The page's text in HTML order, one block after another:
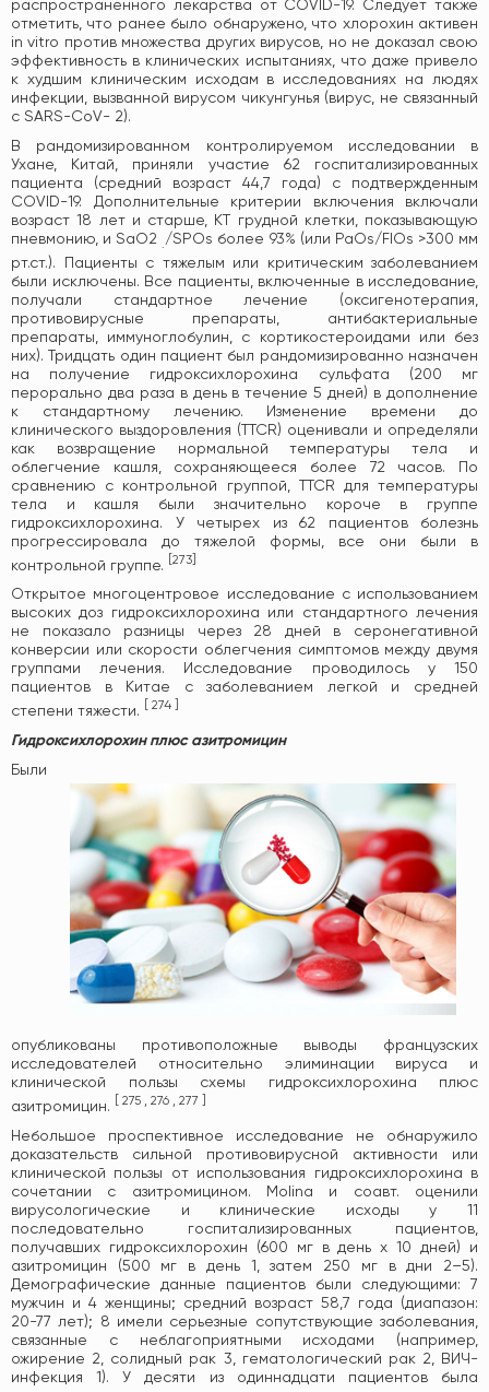
распространенного лекарства от COVID-19. Следует также
отметить, что ранее было обнаружено, что хлорохин активен
in vitro против множества других вирусов, но не доказал свою
эффективность в клинических испытаниях, что даже привело
к худшим клиническим исходам в исследованиях на людях
инфекции, вызванной вирусом чикунгунья (вирус, не связанный
с SARS-CoV- 2).
В рандомизированном контролируемом исследовании в
Ухане, Китай, приняли участие 62 госпитализированных
пациента (средний возраст 44,7 года) с подтвержденным
COVID-19. Дополнительные критерии включения включали
возраст 18 лет и старше, КТ грудной клетки, показывающую
пневмонию, и SaO2 ./SPOs более 93% (или PaOs/FIOs >300 мм
рт.ст.). Пациенты с тяжелым или критическим заболеванием
были исключены. Все пациенты, включенные в исследование,
получали стандартное лечение (оксигенотерапия,
противовирусные препараты, антибактериальные
препараты, иммуноглобулин, с кортикостероидами или без
них). Тридцать один пациент был рандомизированно назначен
на получение гидроксихлорохина сульфата (200 мг
перорально два раза в день в течение 5 дней) в дополнение
к стандартному лечению. Изменение времени до
клинического выздоровления (TTCR) оценивали и определяли
как возвращение нормальной температуры тела и
облегчение кашля, сохраняющееся более 72 часов. По
сравнению с контрольной группой, TTCR для температуры
тела и кашля были значительно короче в группе
гидроксихлорохина. У четырех из 62 пациентов болезнь
прогрессировала до тяжелой формы, все они были в
контрольной группе.
273
Открытое многоцентровое исследование с использованием
высоких доз гидроксихлорохина или стандартного лечения
не показало разницы через 28 дней в серонегативной
конверсии или скорости облегчения симптомов между двумя
группами лечения. Исследование проводилось у 150
пациентов в Китае с заболеванием легкой и средней
степени тяжести.
274
Гидроксихлорохин плюс азитромицин
Были
опубликованы противоположные выводы французских
исследователей относительно элиминации вируса и
клинической пользы схемы гидроксихлорохина плюс
азитромицин.
275 , 276 , 277
Небольшое проспективное исследование не обнаружило
доказательств сильной противовирусной активности или
клинической пользы от использования гидроксихлорохина в
сочетании с азитромицином. Molina и соавт. оценили
вирусологические и клинические исходы у 11
последовательно госпитализированных пациентов,
получавших гидроксихлорохин (600 мг в день x 10 дней) и
азитромицин (500 мг в день 1, затем 250 мг в дни 2–5).
Демографические данные пациентов были следующими: 7
мужчин и 4 женщины; средний возраст 58,7 года (диапазон:
20-77 лет); 8 имели серьезные сопутствующие заболевания,
связанные с неблагоприятными исходами (например,
ожирение 2, солидный рак 3, гематологический рак 2, ВИЧ-
инфекция 1). У десяти из одиннадцати пациентов была